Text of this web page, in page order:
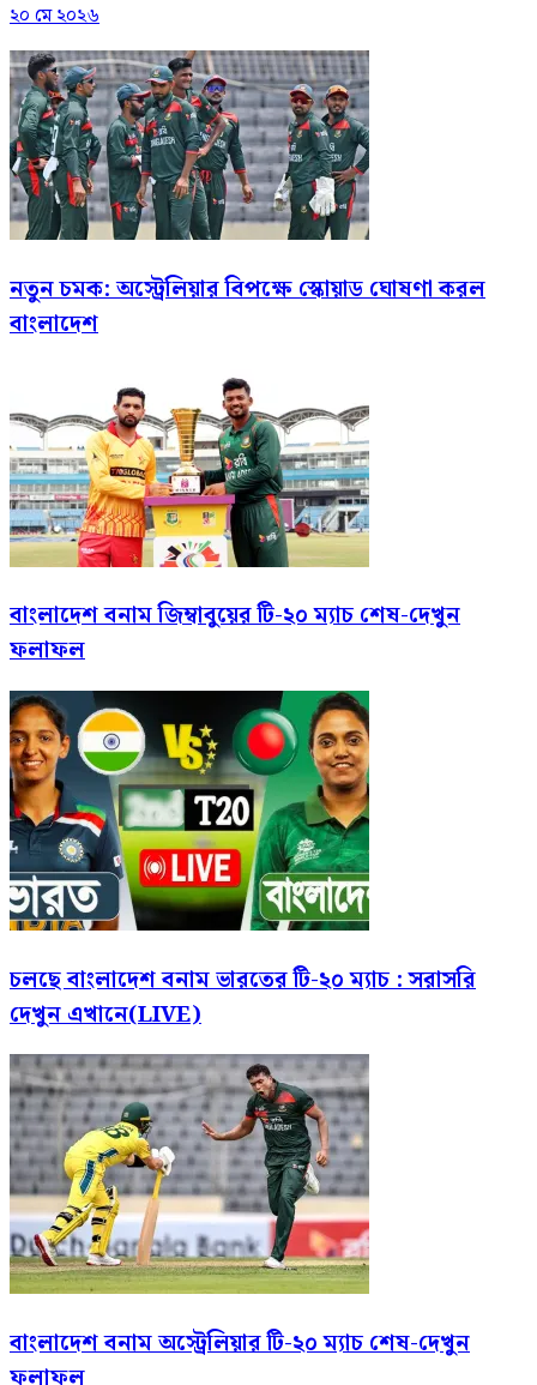
২০ মে ২০২৬
নতুন চমক: অস্ট্রেলিয়ার বিপক্ষে স্কোয়াড ঘোষণা করল
বাংলাদেশ
বাংলাদেশ বনাম জিম্বাবুয়ের টি-২০ ম্যাচ শেষ-দেখুন
ফলাফল
চলছে বাংলাদেশ বনাম ভারতের টি-২০ ম্যাচ : সরাসরি
দেখুন এখানে(LIVE)
বাংলাদেশ বনাম অস্ট্রেলিয়ার টি-২০ ম্যাচ শেষ-দেখুন